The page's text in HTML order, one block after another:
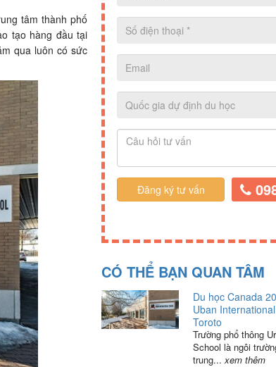
tâm thành phố
tạo hàng đầu tại
qua luôn có sức
CÓ THỂ BẠN QUAN TÂM
Du học Canada
Uban
Toroto
Trường phổ thông
School là ngôi
trung... xem thêm